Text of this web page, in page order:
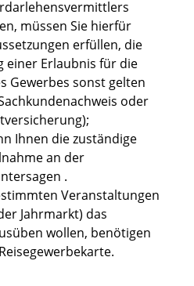
müssen Sie hierfür
erfüllen, die
einer Erlaubnis für die
Gewerbes sonst gelten
oder
Ihnen die zuständige
an der
.
Veranstaltungen
Jahrmarkt) das
wollen, benötigen